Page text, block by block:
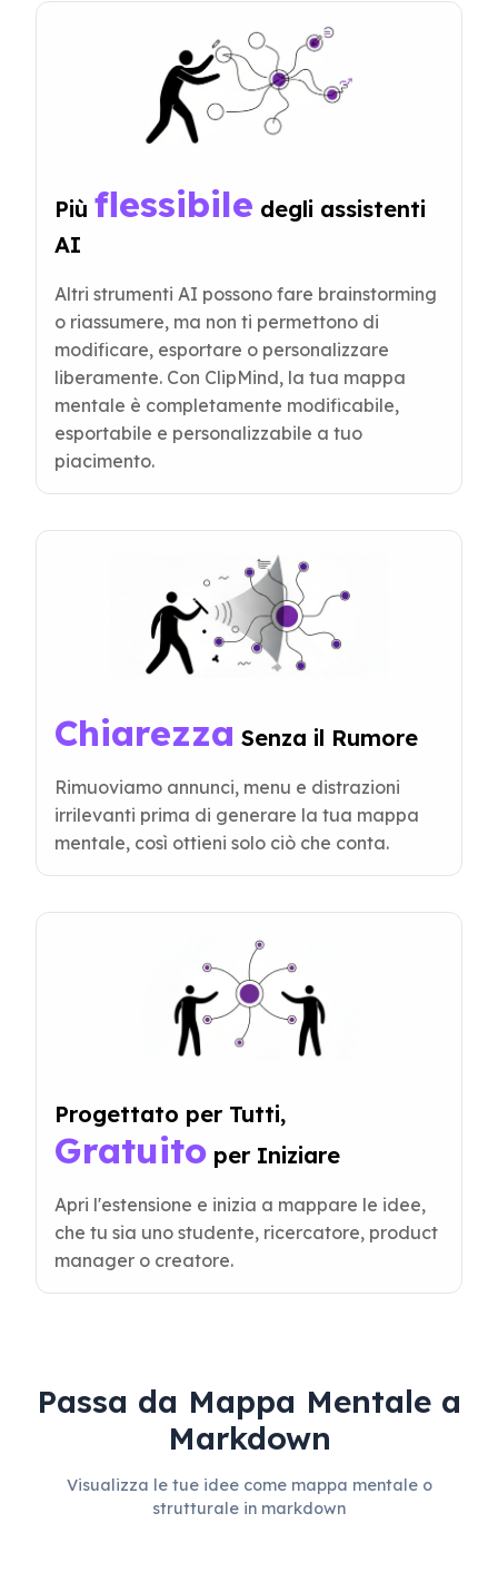
Più flessibile degli assistenti
AI
Altri strumenti AI possono fare brainstorming
o riassumere, ma non ti permettono di
modificare, esportare o personalizzare
liberamente. Con ClipMind, la tua mappa
mentale è completamente modificabile,
esportabile e personalizzabile a tuo
piacimento.
Chiarezza Senza il Rumore
Rimuoviamo annunci, menu e distrazioni
irrilevanti prima di generare la tua mappa
mentale, così ottieni solo ciò che conta.
Gratuito per Iniziare
Apri l'estensione e inizia a mappare le idee,
che tu sia uno studente, ricercatore, product
manager o creatore.
Passa da Mappa Mentale a
Markdown
Visualizza le tue idee come mappa mentale o
strutturale in markdown